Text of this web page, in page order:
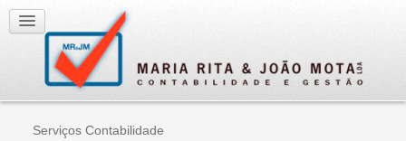
Serviços Contabilidade